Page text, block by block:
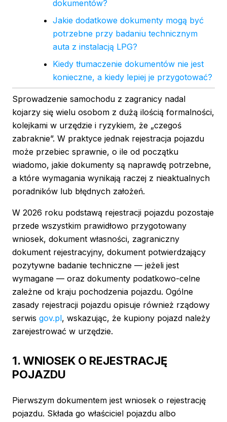
dokumentów?
Jakie dodatkowe dokumenty mogą być
potrzebne przy badaniu technicznym
auta z instalacją LPG?
Kiedy tłumaczenie dokumentów nie jest
konieczne, a kiedy lepiej je przygotować?
Sprowadzenie samochodu z zagranicy nadal
kojarzy się wielu osobom z dużą ilością formalności,
kolejkami w urzędzie i ryzykiem, że „czegoś
zabraknie”. W praktyce jednak rejestracja pojazdu
może przebiec sprawnie, o ile od początku
wiadomo, jakie dokumenty są naprawdę potrzebne,
a które wymagania wynikają raczej z nieaktualnych
poradników lub błędnych założeń.
W 2026 roku podstawą rejestracji pojazdu pozostaje
przede wszystkim prawidłowo przygotowany
wniosek, dokument własności, zagraniczny
dokument rejestracyjny, dokument potwierdzający
pozytywne badanie techniczne — jeżeli jest
wymagane — oraz dokumenty podatkowo-celne
zależne od kraju pochodzenia pojazdu. Ogólne
zasady rejestracji pojazdu opisuje również rządowy
serwis gov.pl, wskazując, że kupiony pojazd należy
zarejestrować w urzędzie.
1. WNIOSEK O REJESTRACJĘ
POJAZDU
Pierwszym dokumentem jest wniosek o rejestrację
pojazdu. Składa go właściciel pojazdu albo